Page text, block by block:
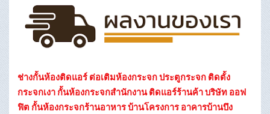
ช่างกั้นห้องติดแอร์ ต่อเติมห้องกระจก ประตูกระจก ติดตั้ง
กระจกเงา กั้นห้องกระจกสำนักงาน ติดแอร์ร้านค้า บริษัท ออฟ
ฟิต กั้นห้องกระจกร้านอาหาร บ้านโครงการ อาคารบ้านบึง